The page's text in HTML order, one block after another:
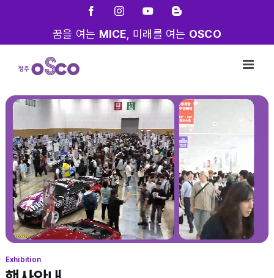
FacebookInstagramYouTubeBlogger
꿈을 여는 MICE , 미래를 여는 OSCO
Exhibition